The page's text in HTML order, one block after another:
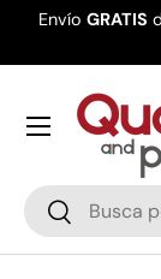
Envío GRATIS
Buscar
Buscar